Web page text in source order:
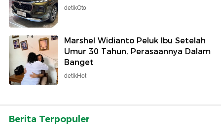
detikOto
Marshel Widianto Peluk Ibu Setelah
Umur 30 Tahun, Perasaannya Dalam
Banget
detikHot
Berita Terpopuler